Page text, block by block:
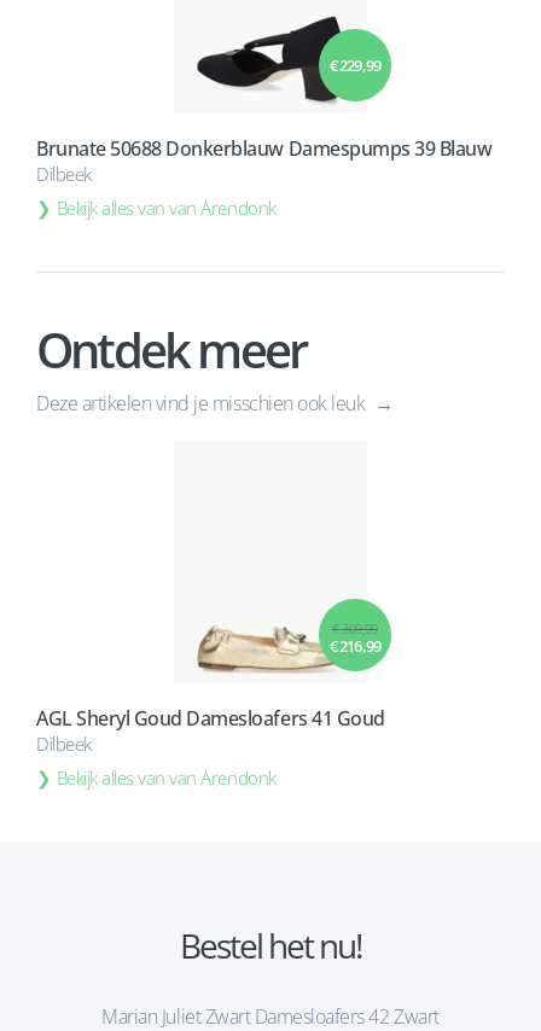
€ 229,99
Brunate 50688 Donkerblauw Damespumps 39 Blauw
Dilbeek
Bekijk alles van van Arendonk
€ 309,99
€ 216,99
AGL Sheryl Goud Damesloafers 41 Goud
Dilbeek
Bekijk alles van van Arendonk
Ontdek meer
Deze artikelen vind je misschien ook leuk
Bestel het nu!
Marian Juliet Zwart Damesloafers 42 Zwart